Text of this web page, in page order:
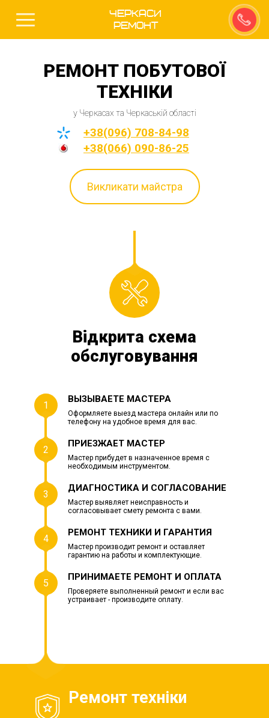
Черкаси
Ремонт
РЕМОНТ ПОБУТОВОЇ
ТЕХНІКИ
у Черкасах та Черкаській області
+38(096) 708-84-98
+38(066) 090-86-25
Викликати майстра
Відкрита схема
обслуговування
1
ВЫЗЫВАЕТЕ МАСТЕРА
Оформляете выезд мастера онлайн или по
телефону на удобное время для вас.
2
ПРИЕЗЖАЕТ МАСТЕР
Мастер прибудет в назначенное время с
необходимым инструментом.
3
ДИАГНОСТИКА И СОГЛАСОВАНИЕ
Мастер выявляет неисправность и
согласовывает смету ремонта с вами.
4
РЕМОНТ ТЕХНИКИ И ГАРАНТИЯ
Мастер производит ремонт и оставляет
гарантию на работы и комплектующие.
5
ПРИНИМАЕТЕ РЕМОНТ И ОПЛАТА
Проверяете выполненный ремонт и если вас
устраивает - производите оплату.
Ремонт техніки